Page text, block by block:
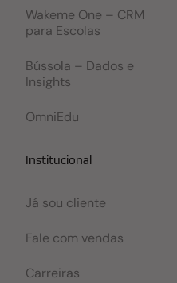
Wakeme One – CRM
para Escolas
Bússola – Dados e
Insights
OmniEdu
Institucional
Já sou cliente
Fale com vendas
Carreiras